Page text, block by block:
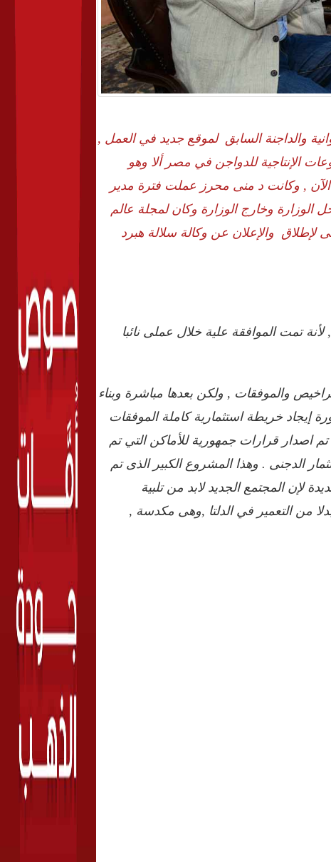
والداجنة السابق لموقع جديد في العمل ,
الإنتاجية للدواجن في مصر ألا وهو
, وكانت د منى محرز عملت فترة مدير
الوزارة وخارج الوزارة وكان لمجلة عالم
لإطلاق والإعلان عن وكالة سلالة هبرد
تمت الموافقة علية خلال عملى نائبا
والموفقات , ولكن بعدها مباشرة وبناء
خريطة استثمارية كاملة الموفقات
اصدار قرارات جمهورية للأماكن التي تم
الدجنى . وهذا المشروع الكبير الذى تم
المجتمع الجديد لابد من تلبية
من التعمير في الدلتا ,وهى مكدسة ,